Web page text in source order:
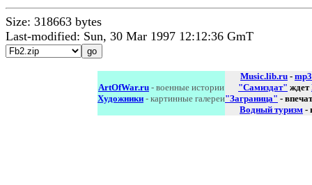
Size: 318663 bytes
Last-modified: Sun, 30 Mar 1997 12:12:36 GmT
ArtOfWar.ru - военные истории
Художники - картинные галереи
Music.lib.ru - mp3
"Самиздат" ждет
"Заграница" -
Водный туризм -